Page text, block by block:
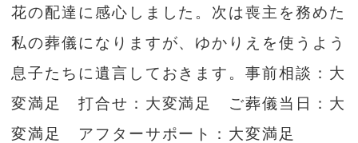
花の配達に感心しました。次は喪主を務めた
私の葬儀になりますが、ゆかりえを使うよう
息子たちに遺言しておきます。事前相談：大
変満足 打合せ：大変満足 ご葬儀当日：大
変満足 アフターサポート：大変満足